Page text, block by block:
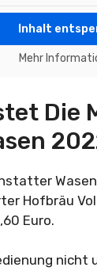
Inhalt
Mehr
Die
Hofbräu
Euro.
nicht